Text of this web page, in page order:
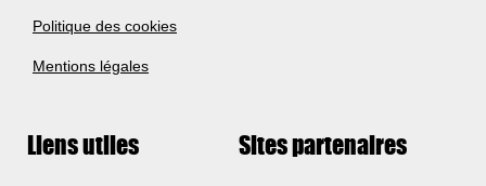
Politique des cookies
Mentions légales
Liens utiles Sites partenaires